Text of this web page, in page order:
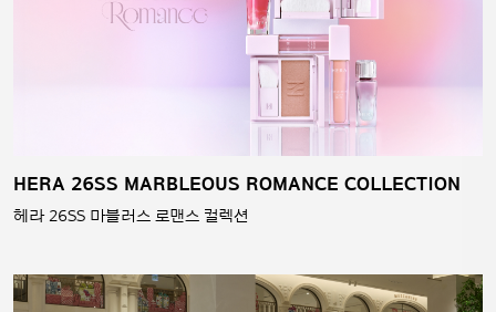
HERA 26SS MARBLEOUS ROMANCE COLLECTION
헤라 26SS 마블러스 로맨스 컬렉션